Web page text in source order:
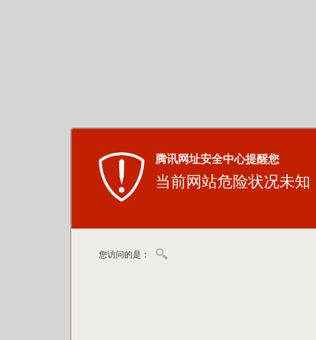
腾讯网址安全中心提醒您
当前网站危险状况未知
您访问的是：